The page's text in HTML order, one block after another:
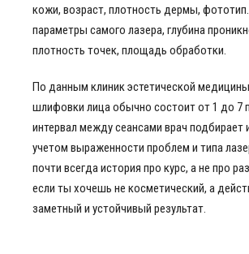
кожи, возраст, плотность дермы, фототип.
параметры самого лазера, глубина
плотность точек, площадь обработки.
По данным клиник эстетической
шлифовки лица обычно состоит от 1 до 7
интервал между сеансами врач подбирает
учетом выраженности проблем и типа
почти всегда история про курс, а не про
если ты хочешь не косметический, а
заметный и устойчивый результат.